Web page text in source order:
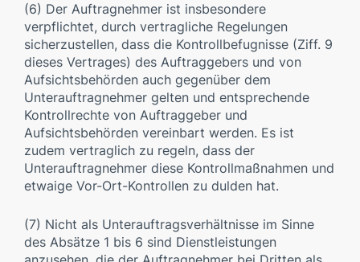
(6) Der Auftragnehmer ist insbesondere
verpflichtet, durch vertragliche Regelungen
sicherzustellen, dass die Kontrollbefugnisse (Ziff. 9
dieses Vertrages) des Auftraggebers und von
Aufsichtsbehörden auch gegenüber dem
Unterauftragnehmer gelten und entsprechende
Kontrollrechte von Auftraggeber und
Aufsichtsbehörden vereinbart werden. Es ist
zudem vertraglich zu regeln, dass der
Unterauftragnehmer diese Kontrollmaßnahmen und
etwaige Vor-Ort-Kontrollen zu dulden hat.
(7) Nicht als Unterauftragsverhältnisse im Sinne
des Absätze 1 bis 6 sind Dienstleistungen